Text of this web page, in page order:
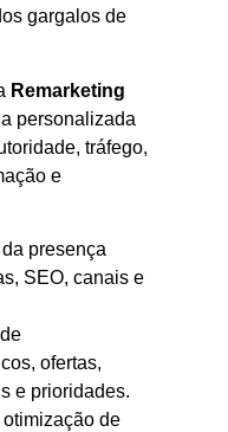
gargalos de
Remarketing
personalizada
tráfego,
e
presença
SEO, canais e
ofertas,
e prioridades.
de